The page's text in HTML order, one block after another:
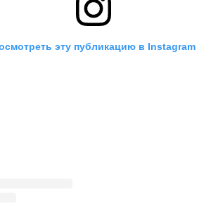
эту публикацию в Instagram